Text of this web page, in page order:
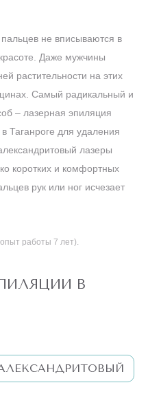
не вписываются в
Даже мужчины
растительности на этих
Самый радикальный и
– лазерная эпиляция
Таганроге для удаления
лазеры
коротких и комфортных
рук или ног исчезает
работы 7 лет).
В